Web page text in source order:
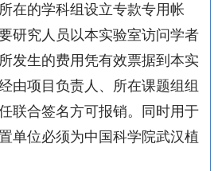
在的学科组设立专款专用帐
研究人员以本实验室访问学者
发生的费用凭有效票据到本实
由项目负责人、所在课题组组
联合签名方可报销。同时用于
单位必须为中国科学院武汉植